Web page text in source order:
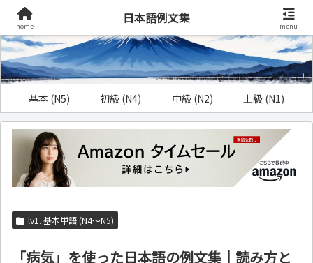
基本 (N5) 初級 (N4) 中級 (N2) 上級 (N1)
lv1. 基本単語 (N4～N5)
「病気」を使った日本語の例文集｜読み方と
home
日本語例文集
menu